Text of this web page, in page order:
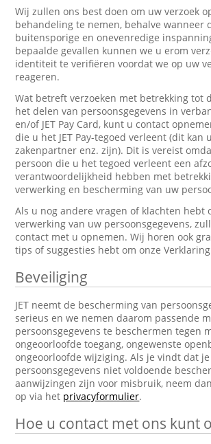
Wij zullen ons best doen om uw verzoek
behandeling te nemen, behalve wanneer
buitensporige en onevenredige
bepaalde gevallen kunnen we u erom
identiteit te verifiëren voordat we op uw
reageren.
Wat betreft verzoeken met betrekking tot
het delen van persoonsgegevens in
en/of JET Pay Card, kunt u contact
die u het JET Pay-tegoed verleent (dit kan
zakenpartner enz. zijn). Dit is vereist
persoon die u het tegoed verleent een
verantwoordelijkheid hebben met
verwerking en bescherming van uw
Als u nog andere vragen of klachten hebt
verwerking van uw persoonsgegevens,
contact met u opnemen. Wij horen ook
tips of suggesties hebt om onze
Beveiliging
JET neemt de bescherming van
serieus en we nemen daarom passende
persoonsgegevens te beschermen tegen
ongeoorloofde toegang, ongewenste
ongeoorloofde wijziging. Als je vindt dat je
persoonsgegevens niet voldoende
aanwijzingen zijn voor misbruik, neem
op via het privacyformulier.
Hoe u contact met ons kunt